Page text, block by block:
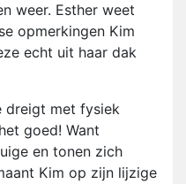
weer. Esther weet
opmerkingen Kim
echt uit haar dak
dreigt met fysiek
goed! Want
en tonen zich
Kim op zijn lijzige